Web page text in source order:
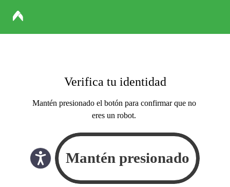
Verifica tu identidad
Mantén presionado el botón para confirmar que no
eres un robot.